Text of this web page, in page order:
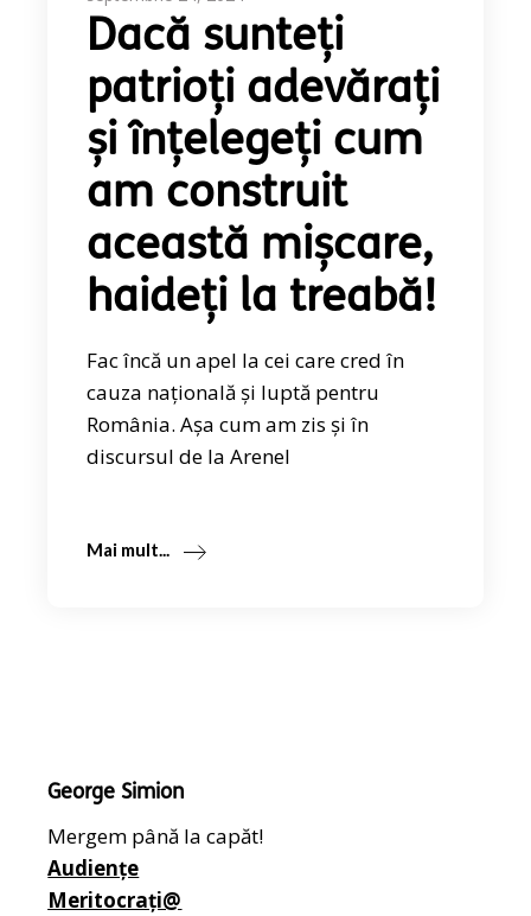
Dacă sunteți
patrioți adevărați
și înțelegeți cum
am construit
această mișcare,
haideți la treabă!
Fac încă un apel la cei care cred în
cauza națională și luptă pentru
România. Așa cum am zis și în
discursul de la Arenel
Mai mult...
George Simion
Mergem până la capăt!
Audiențe
Meritocrați@